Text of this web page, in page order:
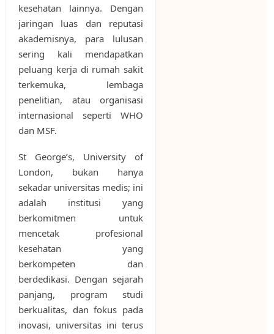
kesehatan lainnya. Dengan
jaringan luas dan reputasi
akademisnya, para lulusan
sering kali mendapatkan
peluang kerja di rumah sakit
terkemuka, lembaga
penelitian, atau organisasi
internasional seperti WHO
dan MSF.
St George’s, University of
London, bukan hanya
sekadar universitas medis; ini
adalah institusi yang
berkomitmen untuk
mencetak profesional
kesehatan yang
berkompeten dan
berdedikasi. Dengan sejarah
panjang, program studi
berkualitas, dan fokus pada
inovasi, universitas ini terus